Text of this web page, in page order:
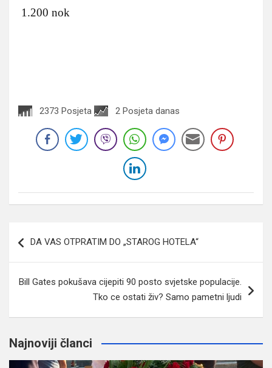
1.200 nok
2373 Posjeta 2 Posjeta danas
članaka
DA VAS OTPRATIM DO „STAROG HOTELA“
Bill Gates pokušava cijepiti 90 posto svjetske populacije.
Tko ce ostati živ? Samo pametni ljudi
Najnoviji članci